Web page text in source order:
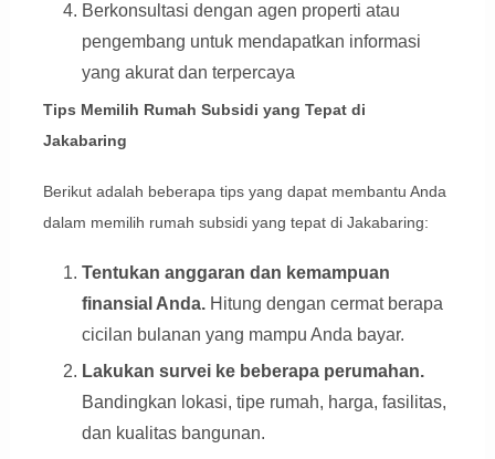
Berkonsultasi dengan agen properti atau
pengembang untuk mendapatkan informasi
yang akurat dan terpercaya
Tips Memilih Rumah Subsidi yang Tepat di
Jakabaring
Berikut adalah beberapa tips yang dapat membantu Anda
dalam memilih rumah subsidi yang tepat di Jakabaring:
Tentukan anggaran dan kemampuan
finansial Anda.Hitung dengan cermat berapa
cicilan bulanan yang mampu Anda bayar.
Lakukan survei ke beberapa perumahan.
Bandingkan lokasi, tipe rumah, harga, fasilitas,
dan kualitas bangunan.